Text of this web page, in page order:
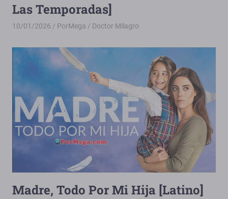
Las Temporadas]
10/01/2026 PorMega Doctor Milagro
Madre, Todo Por Mi Hija [Latino]